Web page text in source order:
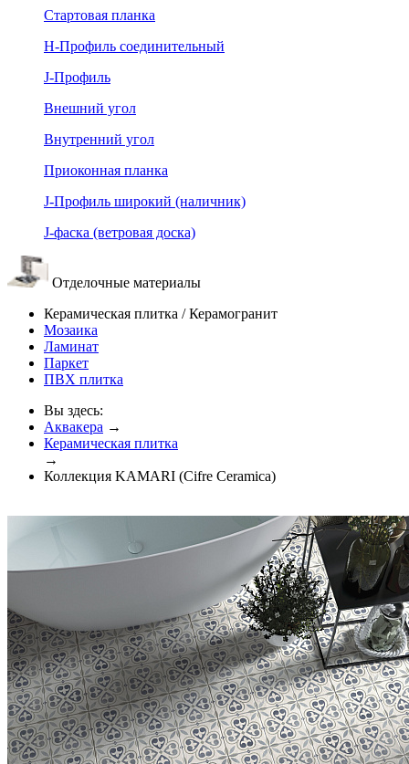
Стартовая планка
Н-Профиль соединительный
J-Профиль
Внешний угол
Внутренний угол
Приоконная планка
J-Профиль широкий (наличник)
J-фаска (ветровая доска)
Отделочные материалы
Керамическая плитка / Керамогранит
Мозаика
Ламинат
Паркет
ПВХ плитка
Вы здесь:
Аквакера →
Керамическая плитка
→
Коллекция KAMARI (Cifre Ceramica)